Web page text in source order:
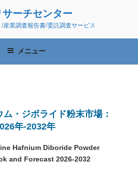
ーチセンター
業調査報告書/委託調査サービス
メニュー
・ジボライド粉末市場：
年-2032年
Hafnium Diboride Powder
and Forecast 2026-2032